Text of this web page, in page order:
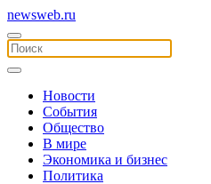
newsweb.ru
Новости
События
Общество
В мире
Экономика и бизнес
Политика